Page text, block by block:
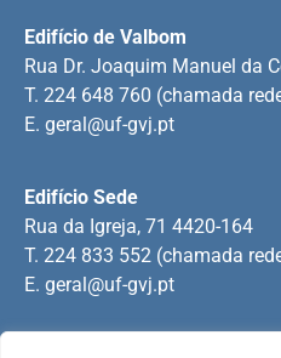
Edifício Sede
Rua da Igreja, 71 4420-164
T. 224 833 552 (chamada
E. geral@uf-gvj.pt
Edifício de Valbom
Rua Dr. Joaquim Manuel da
T. 224 648 760 (chamada
E. geral@uf-gvj.pt